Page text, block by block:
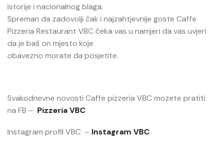
istorije i nacionalnog blaga.
Spreman da zadovolji čak i najzahtjevnije goste Caffe
Pizzeria Restaurant VBC čeka vas u namjeri da vas uvjeri
da je baš on mjesto koje
obavezno morate da posjetite.
Svakodnevne novosti Caffe pizzeria VBC mozete pratiti
na FB – Pizzeria VBC
Instagram profil VBC – Instagram VBC